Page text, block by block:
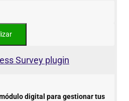
Survey plugin
digital para gestionar tus